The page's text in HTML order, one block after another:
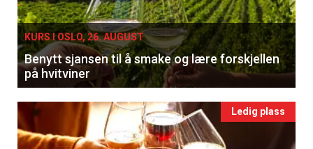
KURS I OSLO, 26. AUGUST
Benytt sjansen til å smake og lære forskjellen
på hvitviner
Ledig plass